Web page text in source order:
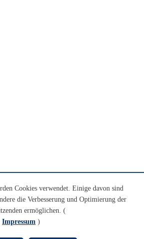
Cookies verwendet. Einige davon sind
die Verbesserung und Optimierung der
ermöglichen. (
Impressum )